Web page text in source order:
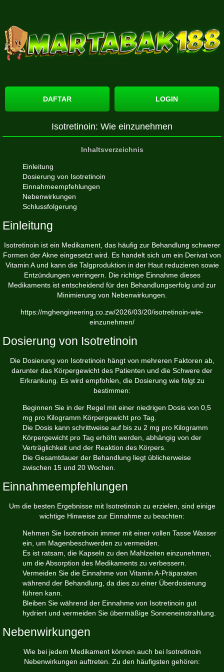
DAFTAR LOGIN
Isotretinoin: Wie einzunehmen
Inhaltsverzeichnis
Einleitung
Dosierung von Isotretinoin
Einnahmeempfehlungen
Nebenwirkungen
Schlussfolgerung
Einleitung
Isotretinoin ist ein Medikament, das häufig zur Behandlung schwerer
Formen der Akne eingesetzt wird. Es handelt sich um ein Derivat von
Vitamin A und kann die Talgproduktion in der Haut reduzieren sowie
Entzündungen verringern. Die richtige Einnahme dieses
Medikaments ist entscheidend für den Behandlungserfolg und zur
Minimierung von Nebenwirkungen.
https://mghengineering.co.zw/2026/03/20/isotretinoin-wie-
einzunehmen/
Dosierung von Isotretinoin
Die Dosierung von Isotretinoin hängt von mehreren Faktoren ab,
darunter das Körpergewicht des Patienten und die Schwere der
Erkrankung. Es wird empfohlen, die Dosierung wie folgt zu
bestimmen:
Beginnen Sie in der Regel mit einer niedrigen Dosis von 0,5
mg pro Kilogramm Körpergewicht pro Tag.
Die Dosis kann schrittweise auf bis zu 2 mg pro Kilogramm
Körpergewicht pro Tag erhöht werden, abhängig von der
Verträglichkeit und der Reaktion des Körpers.
Die Gesamtdauer der Behandlung liegt üblicherweise
zwischen 15 und 20 Wochen.
Einnahmeempfehlungen
Um die besten Ergebnisse mit Isotretinoin zu erzielen, sind einige
wichtige Hinweise zur Einnahme zu beachten:
Nehmen Sie Isotretinoin immer mit einer vollen Tasse Wasser
ein, um Magenbeschwerden zu vermeiden.
Es ist ratsam, die Kapseln zu den Mahlzeiten einzunehmen,
um die Absorption des Medikaments zu verbessern.
Vermeiden Sie die Einnahme von Vitamin A-Präparaten
während der Behandlung, da dies zu einer Überdosierung
führen kann.
Bleiben Sie während der Einnahme von Isotretinoin gut
hydriert und vermeiden Sie übermäßige Sonneneinstrahlung.
Nebenwirkungen
Wie bei jedem Medikament können auch bei Isotretinoin
Nebenwirkungen auftreten. Zu den häufigsten gehören: